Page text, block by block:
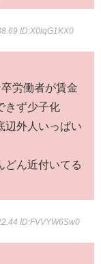
ID:X0lqG1KX0
労働者が賃金
きず少子化
辺外人いっぱい
どん近付いてる
ID:FVVYW6Sw0